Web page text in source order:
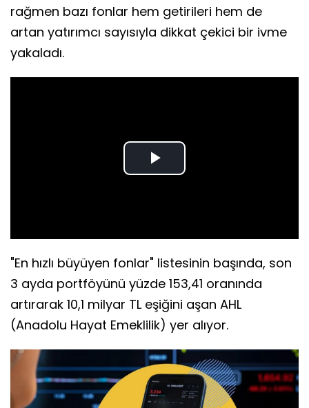
rağmen bazı fonlar hem getirileri hem de
artan yatırımcı sayısıyla dikkat çekici bir ivme
yakaladı.
Play
"En hızlı büyüyen fonlar" listesinin başında, son
3 ayda portföyünü yüzde 153,41 oranında
artırarak 10,1 milyar TL eşiğini aşan AHL
(Anadolu Hayat Emeklilik) yer alıyor.